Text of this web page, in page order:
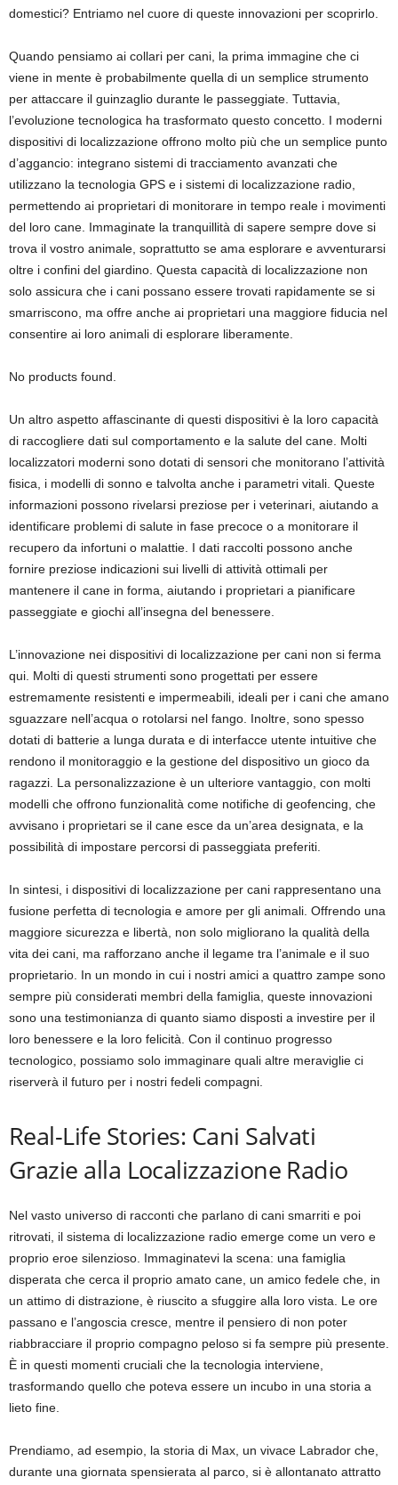
domestici? Entriamo nel cuore di queste innovazioni per scoprirlo.
Quando pensiamo ai collari per cani, la prima immagine che ci
viene in mente è probabilmente quella di un semplice strumento
per attaccare il guinzaglio durante le passeggiate. Tuttavia,
l’evoluzione tecnologica ha trasformato questo concetto. I moderni
dispositivi di localizzazione offrono molto più che un semplice punto
d’aggancio: integrano sistemi di tracciamento avanzati che
utilizzano la tecnologia GPS e i sistemi di localizzazione radio,
permettendo ai proprietari di monitorare in tempo reale i movimenti
del loro cane. Immaginate la tranquillità di sapere sempre dove si
trova il vostro animale, soprattutto se ama esplorare e avventurarsi
oltre i confini del giardino. Questa capacità di localizzazione non
solo assicura che i cani possano essere trovati rapidamente se si
smarriscono, ma offre anche ai proprietari una maggiore fiducia nel
consentire ai loro animali di esplorare liberamente.
No products found.
Un altro aspetto affascinante di questi dispositivi è la loro capacità
di raccogliere dati sul comportamento e la salute del cane. Molti
localizzatori moderni sono dotati di sensori che monitorano l’attività
fisica, i modelli di sonno e talvolta anche i parametri vitali. Queste
informazioni possono rivelarsi preziose per i veterinari, aiutando a
identificare problemi di salute in fase precoce o a monitorare il
recupero da infortuni o malattie. I dati raccolti possono anche
fornire preziose indicazioni sui livelli di attività ottimali per
mantenere il cane in forma, aiutando i proprietari a pianificare
passeggiate e giochi all’insegna del benessere.
L’innovazione nei dispositivi di localizzazione per cani non si ferma
qui. Molti di questi strumenti sono progettati per essere
estremamente resistenti e impermeabili, ideali per i cani che amano
sguazzare nell’acqua o rotolarsi nel fango. Inoltre, sono spesso
dotati di batterie a lunga durata e di interfacce utente intuitive che
rendono il monitoraggio e la gestione del dispositivo un gioco da
ragazzi. La personalizzazione è un ulteriore vantaggio, con molti
modelli che offrono funzionalità come notifiche di geofencing, che
avvisano i proprietari se il cane esce da un’area designata, e la
possibilità di impostare percorsi di passeggiata preferiti.
In sintesi, i dispositivi di localizzazione per cani rappresentano una
fusione perfetta di tecnologia e amore per gli animali. Offrendo una
maggiore sicurezza e libertà, non solo migliorano la qualità della
vita dei cani, ma rafforzano anche il legame tra l’animale e il suo
proprietario. In un mondo in cui i nostri amici a quattro zampe sono
sempre più considerati membri della famiglia, queste innovazioni
sono una testimonianza di quanto siamo disposti a investire per il
loro benessere e la loro felicità. Con il continuo progresso
tecnologico, possiamo solo immaginare quali altre meraviglie ci
riserverà il futuro per i nostri fedeli compagni.
Real-Life Stories: Cani Salvati
Grazie alla Localizzazione Radio
Nel vasto universo di racconti che parlano di cani smarriti e poi
ritrovati, il sistema di localizzazione radio emerge come un vero e
proprio eroe silenzioso. Immaginatevi la scena: una famiglia
disperata che cerca il proprio amato cane, un amico fedele che, in
un attimo di distrazione, è riuscito a sfuggire alla loro vista. Le ore
passano e l’angoscia cresce, mentre il pensiero di non poter
riabbracciare il proprio compagno peloso si fa sempre più presente.
È in questi momenti cruciali che la tecnologia interviene,
trasformando quello che poteva essere un incubo in una storia a
lieto fine.
Prendiamo, ad esempio, la storia di Max, un vivace Labrador che,
durante una giornata spensierata al parco, si è allontanato attratto